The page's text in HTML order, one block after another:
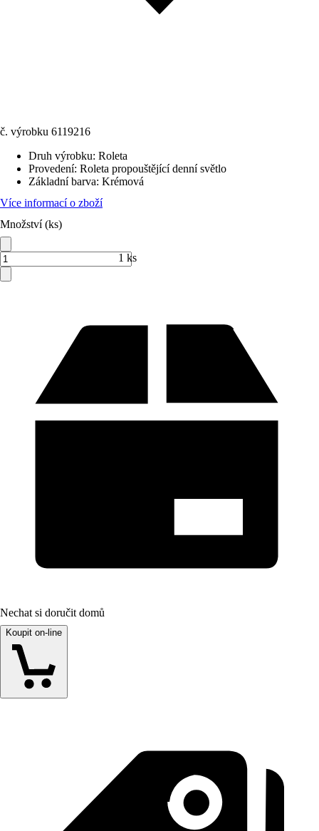
č. výrobku 6119216
Druh výrobku: Roleta
Provedení: Roleta propouštějící denní světlo
Základní barva: Krémová
Více informací o zboží
Množství (ks)
1 ks
Nechat si doručit domů
Koupit on-line